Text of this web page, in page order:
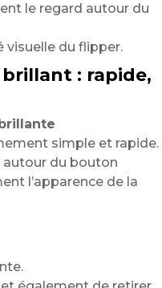
le regard autour du
visuelle du flipper.
: rapide,
simple et rapide.
autour du bouton
l’apparence de la